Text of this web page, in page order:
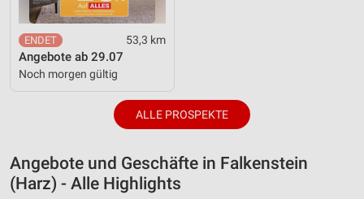
53,3 km
Angebote ab 29.07
Noch morgen gültig
ALLE PROSPEKTE
Angebote und Geschäfte in Falkenstein
(Harz) - Alle Highlights